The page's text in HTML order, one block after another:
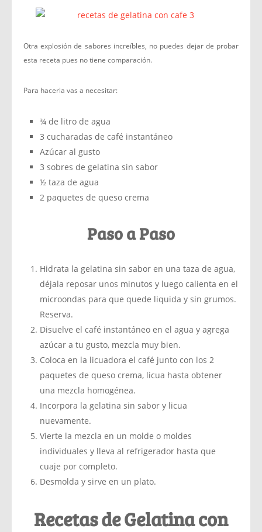
Otra explosión de sabores increíbles, no puedes dejar de probar
esta receta pues no tiene comparación.
Para hacerla vas a necesitar:
¾ de litro de agua
3 cucharadas de café instantáneo
Azúcar al gusto
3 sobres de gelatina sin sabor
½ taza de agua
2 paquetes de queso crema
Paso a Paso
Hidrata la gelatina sin sabor en una taza de agua,
déjala reposar unos minutos y luego calienta en el
microondas para que quede liquida y sin grumos.
Reserva.
Disuelve el café instantáneo en el agua y agrega
azúcar a tu gusto, mezcla muy bien.
Coloca en la licuadora el café junto con los 2
paquetes de queso crema, licua hasta obtener
una mezcla homogénea.
Incorpora la gelatina sin sabor y licua
nuevamente.
Vierte la mezcla en un molde o moldes
individuales y lleva al refrigerador hasta que
cuaje por completo.
Desmolda y sirve en un plato.
Recetas de Gelatina con